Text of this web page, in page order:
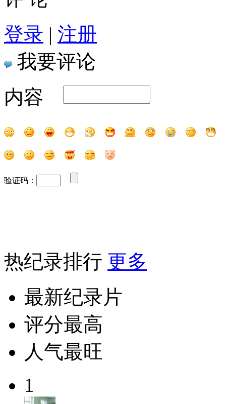
登录 | 注册
我要评论
内容
验证码：
热纪录排行 更多
最新纪录片
评分最高
人气最旺
1